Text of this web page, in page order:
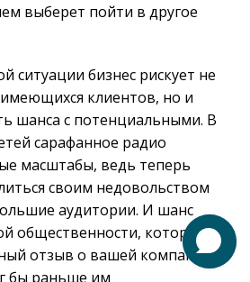
выберет пойти в другое
ситуации бизнес рискует не
клиентов, но и
шанса с потенциальными. В
сарафанное радио
масштабы, ведь теперь
своим недовольством
аудитории. И шанс
общественности, которая
отзыв о вашей компании,
бы раньше им